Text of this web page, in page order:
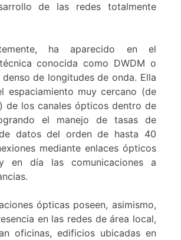
de las redes totalmente
ha aparecido en el
conocida como DWDM o
de longitudes de onda. Ella
espaciamiento muy cercano (de
de los canales ópticos dentro de
el manejo de tasas de
datos del orden de hasta 40
mediante enlaces ópticos
en día las comunicaciones a
ópticas poseen, asimismo,
en las redes de área local,
oficinas, edificios ubicadas en